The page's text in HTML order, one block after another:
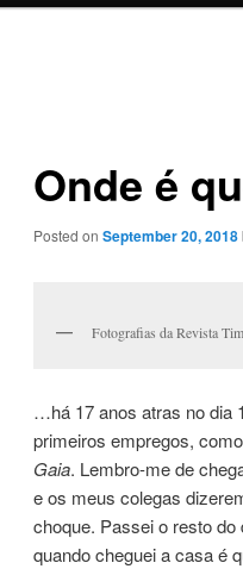
Onde é
Posted on September 20, 2018
Fotografias da Revista
…há 17 anos atras no dia
primeiros empregos,
Gaia. Lembro-me de
e os meus colegas
choque. Passei o resto
quando cheguei a casa é